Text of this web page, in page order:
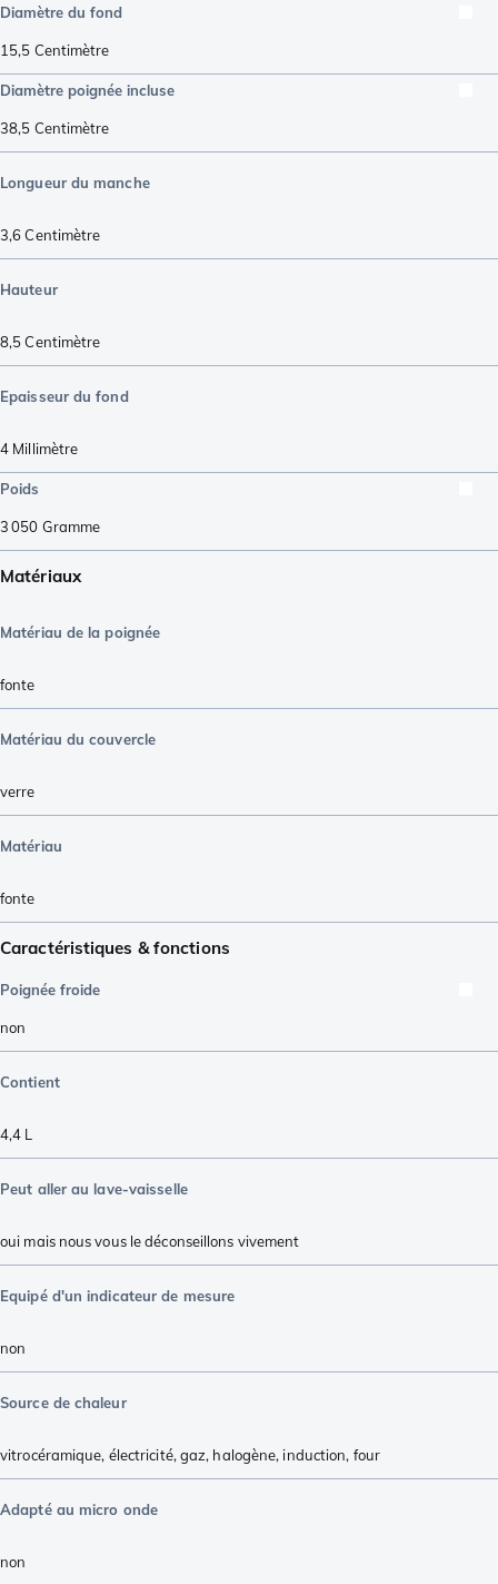
Diamètre du fond
15,5 Centimètre
Diamètre poignée incluse
38,5 Centimètre
Longueur du manche
3,6Centimètre
Hauteur
8,5Centimètre
Epaisseur du fond
4 Millimètre
Poids
3 050 Gramme
Matériaux
Matériau de la poignée
fonte
Matériau du couvercle
verre
Matériau
fonte
Caractéristiques & fonctions
Poignée froide
non
Contient
4,4 L
Peut aller au lave-vaisselle
oui mais nous vous le déconseillons vivement
Equipé d'un indicateur de mesure
non
Source de chaleur
vitrocéramique, électricité,gaz, halogène, induction, four
Adapté au micro onde
non